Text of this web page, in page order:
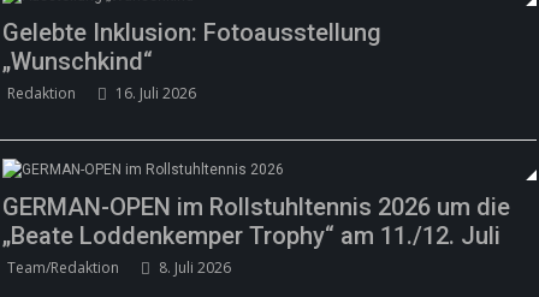
Gelebte Inklusion: Fotoausstellung
„Wunschkind“
Redaktion 16. Juli 2026
GERMAN-OPEN im Rollstuhltennis 2026 um die
„Beate Loddenkemper Trophy“ am 11./12. Juli
Team/Redaktion 8. Juli 2026